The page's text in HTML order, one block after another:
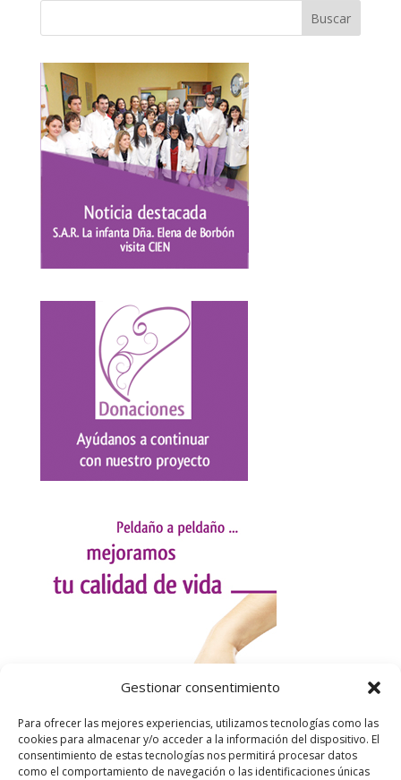
Gestionar consentimiento
Para ofrecer las mejores experiencias, utilizamos tecnologías como las
cookies para almacenar y/o acceder a la información del dispositivo. El
consentimiento de estas tecnologías nos permitirá procesar datos
como el comportamiento de navegación o las identificaciones únicas